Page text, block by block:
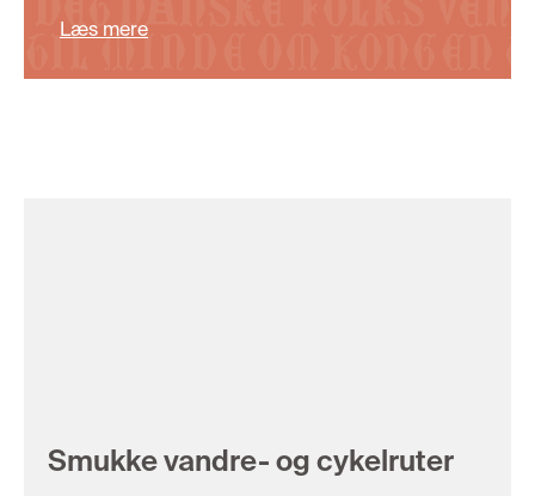
Læs mere
Smukke vandre- og cykelruter